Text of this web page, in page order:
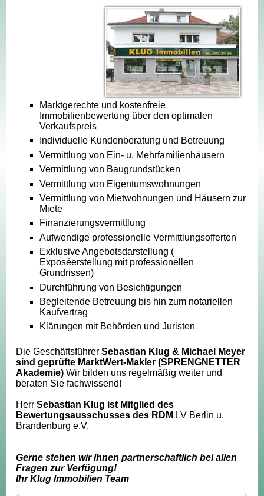
Marktgerechte und kostenfreie
Immobilienbewertung über den optimalen
Verkaufspreis
Individuelle Kundenberatung und Betreuung
Vermittlung von Ein- u. Mehrfamilienhäusern
Vermittlung von Baugrundstücken
Vermittlung von Eigentumswohnungen
Vermittlung von Mietwohnungen und Häusern zur
Miete
Finanzierungsvermittlung
Aufwendige professionelle Vermittlungsofferten
Exklusive Angebotsdarstellung (
Exposéerstellung mit professionellen
Grundrissen)
Durchführung von Besichtigungen
Begleitende Betreuung bis hin zum notariellen
Kaufvertrag
Klärungen mit Behörden und Juristen
Die GeschäftsführerSebastian Klug & Michael Meyer
sind geprüfte MarktWert-Makler (SPRENGNETTER
Akademie) Wir bilden uns regelmäßig weiter und
beraten Sie fachwissend!
HerrSebastian Klug ist Mitglied des
Bewertungsausschusses des RDM LV Berlin u.
Brandenburg e.V.
Gerne stehen wir Ihnen partnerschaftlich bei allen
Fragen zur Verfügung!
Ihr Klug Immobilien Team